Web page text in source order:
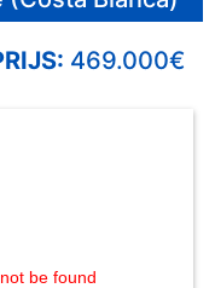
469.000€
be found